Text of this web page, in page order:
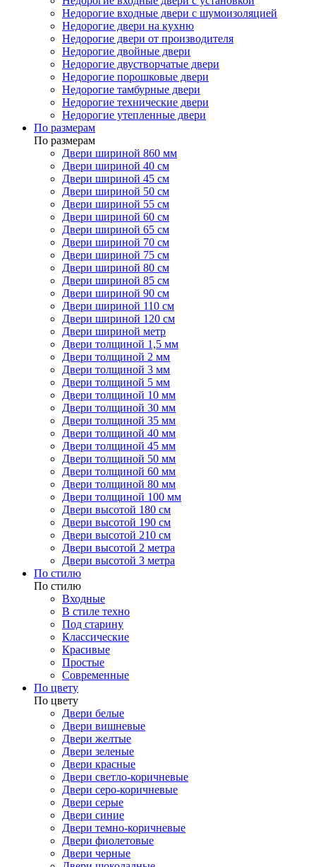
Недорогие входные двери с шумоизоляцией
Недорогие двери на кухню
Недорогие двери от производителя
Недорогие двойные двери
Недорогие двустворчатые двери
Недорогие порошковые двери
Недорогие тамбурные двери
Недорогие технические двери
Недорогие утепленные двери
По размерам
По размерам
Двери шириной 860 мм
Двери шириной 40 см
Двери шириной 45 см
Двери шириной 50 см
Двери шириной 55 см
Двери шириной 60 см
Двери шириной 65 см
Двери шириной 70 см
Двери шириной 75 см
Двери шириной 80 см
Двери шириной 85 см
Двери шириной 90 см
Двери шириной 110 см
Двери шириной 120 см
Двери шириной метр
Двери толщиной 1,5 мм
Двери толщиной 2 мм
Двери толщиной 3 мм
Двери толщиной 5 мм
Двери толщиной 10 мм
Двери толщиной 30 мм
Двери толщиной 35 мм
Двери толщиной 40 мм
Двери толщиной 45 мм
Двери толщиной 50 мм
Двери толщиной 60 мм
Двери толщиной 80 мм
Двери толщиной 100 мм
Двери высотой 180 см
Двери высотой 190 см
Двери высотой 210 см
Двери высотой 2 метра
Двери высотой 3 метра
По стилю
По стилю
Входные
В стиле техно
Под старину
Классические
Красивые
Простые
Современные
По цвету
По цвету
Двери белые
Двери вишневые
Двери желтые
Двери зеленые
Двери красные
Двери светло-коричневые
Двери серо-коричневые
Двери серые
Двери синие
Двери темно-коричневые
Двери фиолетовые
Двери черные